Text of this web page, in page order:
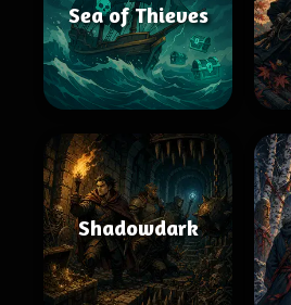
Sea of Thieves
Shadowdark